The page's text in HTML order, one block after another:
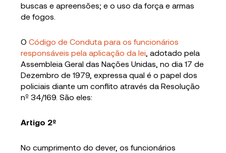
buscas e apreensões; e o uso da força e armas
de fogos.
OCódigo de Conduta para os funcionários
responsáveis pela aplicação da lei , adotado pela
Assembleia Geral das Nações Unidas, no dia 17 de
Dezembro de 1979, expressa qual é o papel dos
policiais diante um conflito através da Resolução
nº 34/169. São eles:
Artigo 2º
No cumprimento do dever, os funcionários